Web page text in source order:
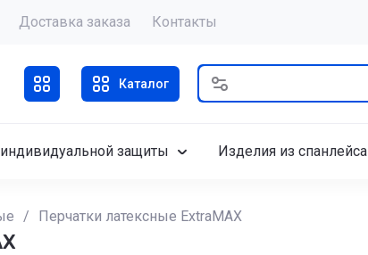
Доставка заказа Контакты
Каталог
защиты Изделия из спанлейса
/ Перчатки латексные ExtraMAX